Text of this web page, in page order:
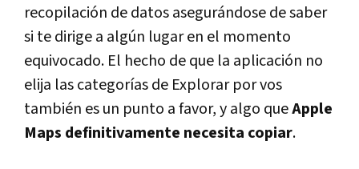
recopilación de datos asegurándose de saber
si te dirige a algún lugar en el momento
equivocado. El hecho de que la aplicación no
elija las categorías de Explorar por vos
también es un punto a favor, y algo queApple
Maps definitivamente necesita copiar.